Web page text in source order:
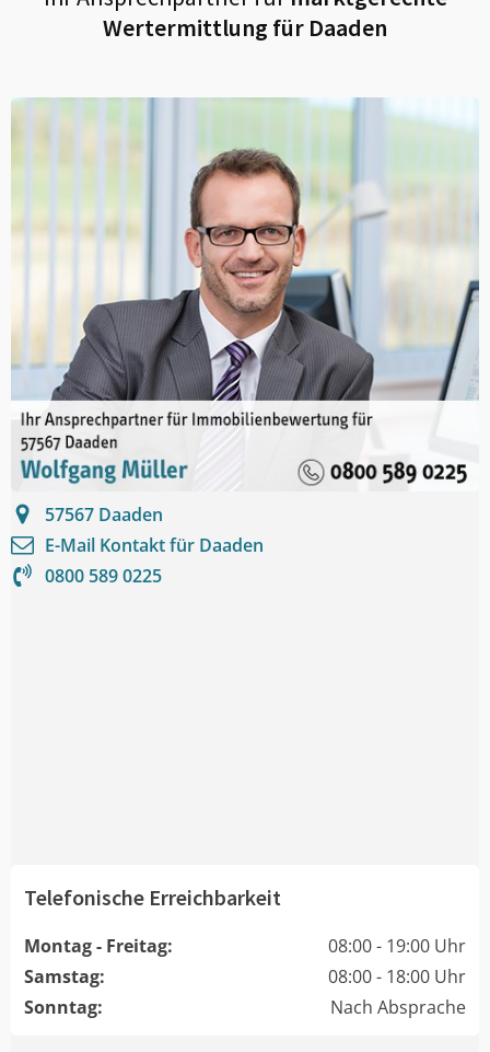
Wertermittlung für Daaden
57567 Daaden
E-Mail Kontakt für Daaden
0800 589 0225
Telefonische Erreichbarkeit
Montag - Freitag:
08:00 - 19:00 Uhr
Samstag:
08:00 - 18:00 Uhr
Sonntag:
Nach Absprache